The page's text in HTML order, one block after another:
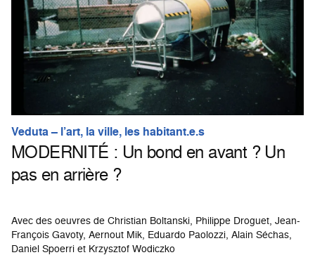
Veduta – l’art, la ville, les habitant.e.s
MODERNITÉ : Un bond en avant ? Un
pas en arrière ?
Avec des oeuvres de Christian Boltanski, Philippe Droguet, Jean-
François Gavoty, Aernout Mik, Eduardo Paolozzi, Alain Séchas,
Daniel Spoerri et Krzysztof Wodiczko